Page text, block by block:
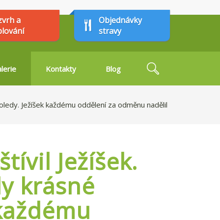
a
Objednávky
stravy
Vyhledávání
Kontakty Blog
Ježíšek každému oddělení za odměnu nadělil
Ježíšek.
krásné